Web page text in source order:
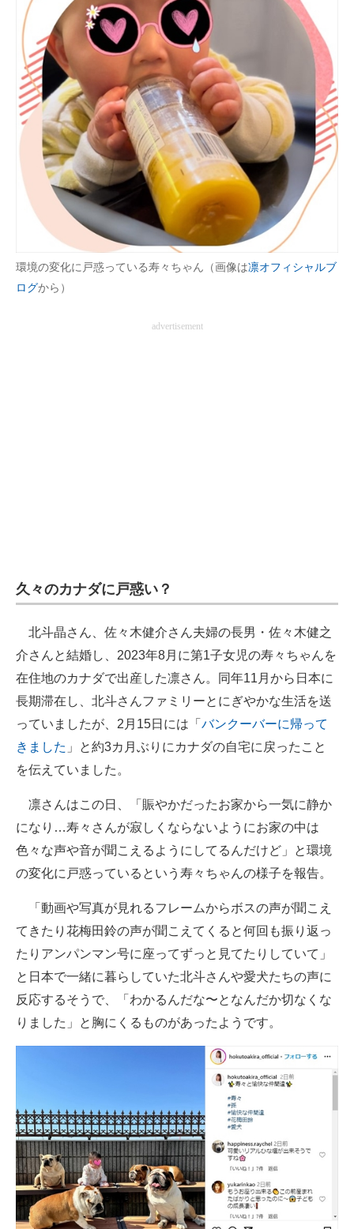
企業ITのトレンドを詳説
経営リーダーのコミュニティ
マーケ×ITの今がよく分かる
ITエンジニア向け専門サイト
企業向けIT製品の総合サイト
IT製品の技術・比較・事例
製造業のIT導入・活用を支援
モノづくり技術者専門サイト
環境の変化に戸惑っている寿々ちゃん（画像は凛オフィシャルブ
ログから）
advertisement
久々のカナダに戸惑い？
北斗晶さん、佐々木健介さん夫婦の長男・佐々木健之
介さんと結婚し、2023年8月に第1子女児の寿々ちゃんを
在住地のカナダで出産した凛さん。同年11月から日本に
長期滞在し、北斗さんファミリーとにぎやかな生活を送
っていましたが、2月15日には「 バンクーバーに帰って
きました 」と約3カ月ぶりにカナダの自宅に戻ったこと
を伝えていました。
凛さんはこの日、「賑やかだったお家から一気に静か
になり…寿々さんが寂しくならないようにお家の中は
色々な声や音が聞こえるようにしてるんだけど」と環境
の変化に戸惑っているという寿々ちゃんの様子を報告。
「動画や写真が見れるフレームからボスの声が聞こえ
てきたり花梅田鈴の声が聞こえてくると何回も振り返っ
たりアンパンマン号に座ってずっと見てたりしていて」
と日本で一緒に暮らしていた北斗さんや愛犬たちの声に
反応するそうで、「わかるんだな〜となんだか切なくな
りました」と胸にくるものがあったようです。